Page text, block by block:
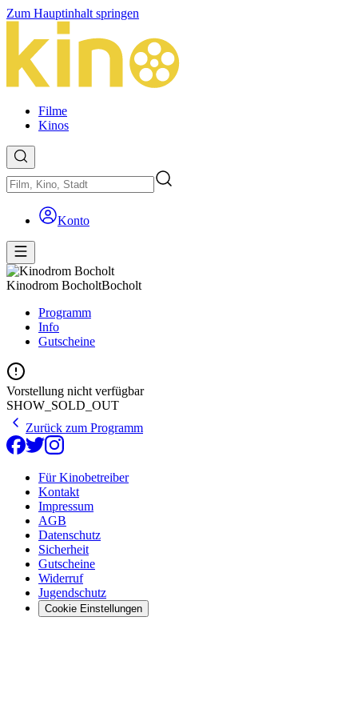
Zum Hauptinhalt springen
Filme
Kinos
Konto
Kinodrom BocholtBocholt
Programm
Info
Gutscheine
Vorstellung nicht verfügbar
SHOW_SOLD_OUT
Zurück zum Programm
Für Kinobetreiber
Kontakt
Impressum
AGB
Datenschutz
Sicherheit
Gutscheine
Widerruf
Jugendschutz
Cookie Einstellungen